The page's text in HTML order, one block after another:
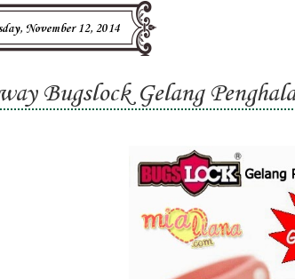
November 12, 2014
Bugslock Gelang